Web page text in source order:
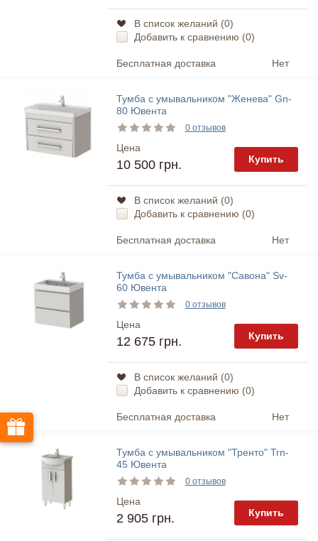
В список желаний (0)
Добавить к сравнению (0)
Бесплатная доставка Нет
Тумба с умывальником "Женева" Gn-
80 Ювента
0 отзывов
Цена
10 500 грн. Купить
В список желаний (0)
Добавить к сравнению (0)
Бесплатная доставка Нет
Тумба с умывальником "Савона" Sv-
60 Ювента
0 отзывов
Цена
12 675 грн. Купить
В список желаний (0)
Добавить к сравнению (0)
Бесплатная доставка Нет
Тумба с умывальником "Тренто" Trn-
45 Ювента
0 отзывов
Цена
2 905 грн. Купить